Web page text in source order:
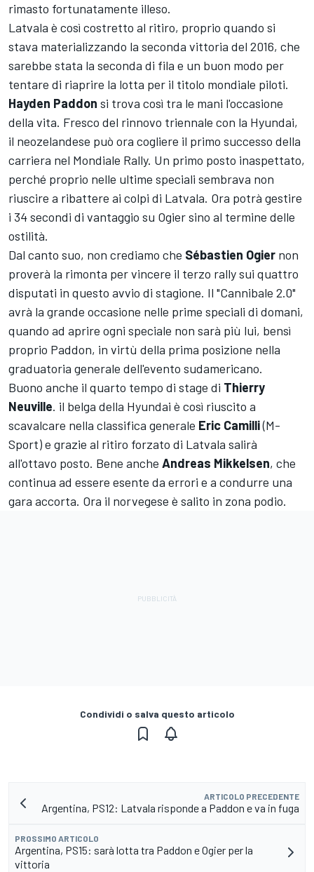
rimasto fortunatamente illeso.
Latvala è così costretto al ritiro, proprio quando si
stava materializzando la seconda vittoria del 2016, che
sarebbe stata la seconda di fila e un buon modo per
tentare di riaprire la lotta per il titolo mondiale piloti.
Hayden Paddon si trova così tra le mani l'occasione
della vita. Fresco del rinnovo triennale con la Hyundai,
il neozelandese può ora cogliere il primo successo della
carriera nel Mondiale Rally. Un primo posto inaspettato,
perché proprio nelle ultime speciali sembrava non
riuscire a ribattere ai colpi di Latvala. Ora potrà gestire
i 34 secondi di vantaggio su Ogier sino al termine delle
ostilità.
Dal canto suo, non crediamo che Sébastien Ogier non
proverà la rimonta per vincere il terzo rally sui quattro
disputati in questo avvio di stagione. Il "Cannibale 2.0"
avrà la grande occasione nelle prime speciali di domani,
quando ad aprire ogni speciale non sarà più lui, bensì
proprio Paddon, in virtù della prima posizione nella
graduatoria generale dell'evento sudamericano.
Buono anche il quarto tempo di stage di Thierry
Neuville. il belga della Hyundai è così riuscito a
scavalcare nella classifica generale Eric Camilli(M-
Sport) e grazie al ritiro forzato di Latvala salirà
all'ottavo posto. Bene anche Andreas Mikkelsen, che
continua ad essere esente da errori e a condurre una
gara accorta. Ora il norvegese è salito in zona podio.
Condividi o salva questo articolo
ARTICOLO PRECEDENTE
Argentina, PS12: Latvala risponde a Paddon e va in fuga
PROSSIMO ARTICOLO
Argentina, PS15: sarà lotta tra Paddon e Ogier per la
vittoria